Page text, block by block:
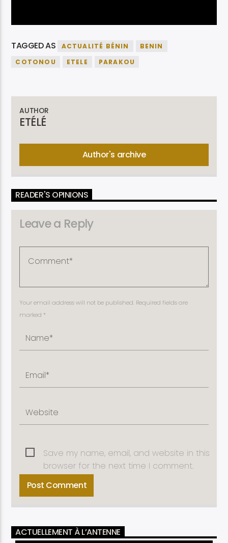
TAGGED AS ACTUALITÉ BÉNIN
BENIN
COTONOU
ETELE PARAKOU
AUTHOR
ETÉLÉ
Author's archive
READER'S OPINIONS
Leave a Reply
Your email address will not be published. Required fields are
marked *
Save my name, email, and website in this
browser for the next time I comment.
ACTUELLEMENT À L’ANTENNE